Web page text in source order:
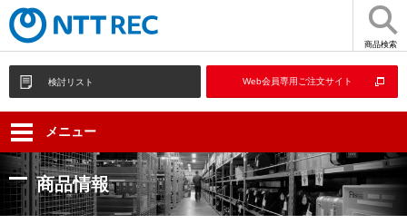
商品検索
検討リスト Web会員専用ご注文サイト
メニュー
商品情報